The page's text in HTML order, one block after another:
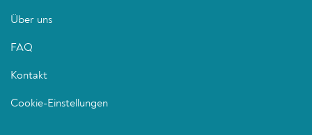
Über uns
FAQ
Kontakt
Cookie-Einstellungen